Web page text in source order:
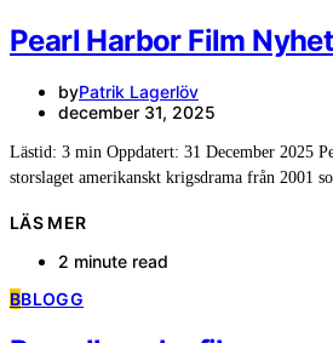
Pearl Harbor Film
byPatrik Lagerlöv
december 31, 2025
Lästid: 3 min Oppdatert: 31 December 2025
storslaget amerikanskt krigsdrama från 2001
LÄS MER
2 minute read
BBLOGG